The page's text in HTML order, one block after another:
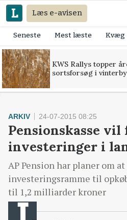
Læs e-avisen
Seneste Mest læste Kvæg
KWS Rallys topper
sortsforsøg i
ARKIV 24-07-2015 08:25
Pensionskasse vil
investeringer i
AP Pension har planer om
investeringsramme til
til 1,2 milliarder kroner